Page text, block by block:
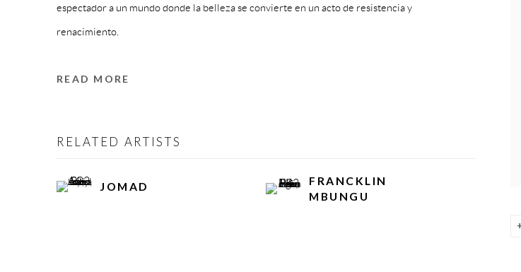
espectador a un mundo donde la belleza se convierte en un acto de resistencia y
renacimiento.
READ MORE
RELATED ARTISTS
JOMAD
FRANCKLIN
MBUNGU